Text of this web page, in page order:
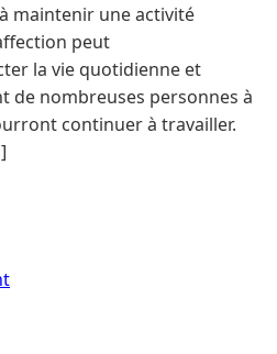
maintenir une activité
peut
la vie quotidienne et
de nombreuses personnes à
continuer à travailler.